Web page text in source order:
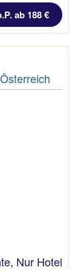
ab 188 €
Nur Hotel